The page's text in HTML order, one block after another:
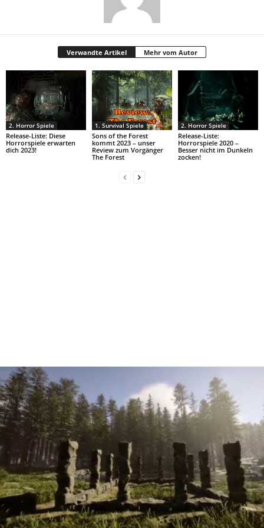
Verwandte Artikel Mehr vom Autor
2. Horror Spiele
Release-Liste: Diese
Horrorspiele erwarten
dich 2023!
1. Survival Spiele
Sons of the Forest
kommt 2023 – unser
Review zum Vorgänger
The Forest
2. Horror Spiele
Release-Liste:
Horrorspiele 2020 –
Besser nicht im Dunkeln
zocken!